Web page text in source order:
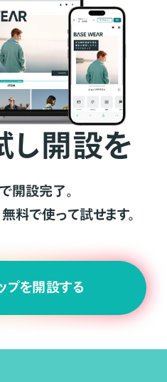
し開設を
開設完了。
料で使って試せます。
プを開設する